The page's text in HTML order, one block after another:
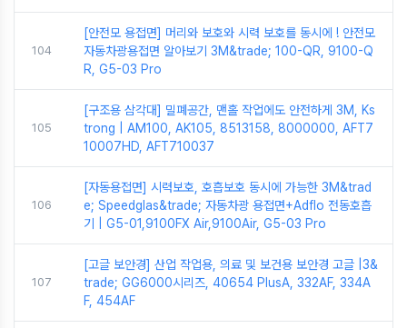
104
[안전모 용접면] 머리와 보호와 시력 보호를 동시에 ! 안전모
자동차광용접면 알아보기 3M&trade; 100-QR, 9100-Q
R, G5-03 Pro
105
[구조용 삼각대] 밀폐공간, 맨홀 작업에도 안전하게 3M, Ks
trong | AM100, AK105, 8513158, 8000000, AFT7
10007HD, AFT710037
106
[자동용접면] 시력보호, 호흡보호 동시에 가능한 3M&trad
e; Speedglas&trade; 자동차광 용접면+Adflo 전동호흡
기 | G5-01,9100FX Air,9100Air, G5-03 Pro
107
[고글 보안경] 산업 작업용, 의료 및 보건용 보안경 고글 |3&
trade; GG6000시리즈, 40654 PlusA, 332AF, 334A
F, 454AF